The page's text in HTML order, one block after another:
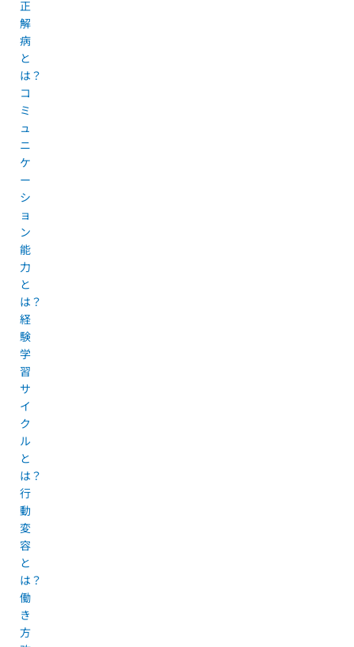
正
解
病
と
は？
コ
ミ
ュ
ニ
ケ
ー
シ
ョ
ン
能
力
と
は？
経
験
学
習
サ
イ
ク
ル
と
は？
行
動
変
容
と
は？
働
き
方